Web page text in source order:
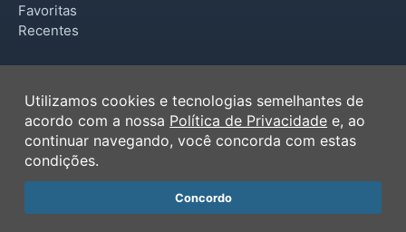
Favoritas
Recentes
Termos de Uso
Política de Privacidade
Ferramentas
Contato
Utilizamos cookies e tecnologias semelhantes de
acordo com a nossa Política de Privacidade e, ao
continuar navegando, você concorda com estas
condições.
Concordo